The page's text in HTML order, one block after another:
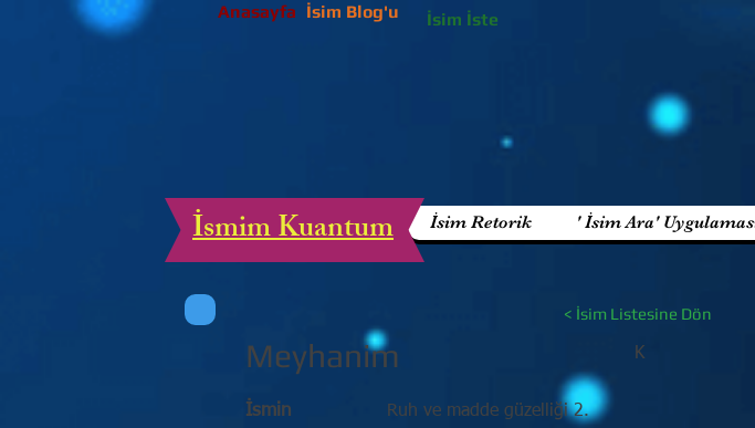
Anasayfa İsim Blog'u İsim İste
İsim Retorik ' İsim Ara'
İsmim Kuantum
< İsim Listesine Dön
Meyhanim K
İsmin
Ruh ve madde güzelliği 2.